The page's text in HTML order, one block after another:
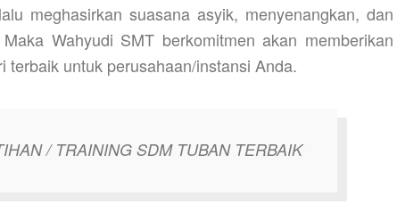
meghasirkan suasana asyik, menyenangkan, dan
Wahyudi SMT berkomitmen akan memberikan
terbaik untuk perusahaan/instansi Anda.
/ TRAINING SDM TUBAN TERBAIK